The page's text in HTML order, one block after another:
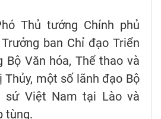
Thủ tướng Chính phủ
ban Chỉ đạo Triển
Bộ Văn hóa, Thể thao và
Thủy, một số lãnh đạo Bộ
sứ Việt Nam tại Lào và
tùng.